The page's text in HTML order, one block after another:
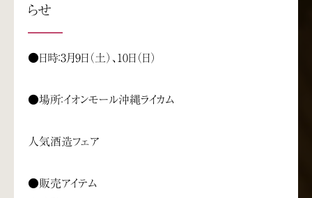
らせ
●日時：3月9日（土）、10日（日）
●場所：イオンモール沖縄ライカム
人気酒造フェア
●販売アイテム